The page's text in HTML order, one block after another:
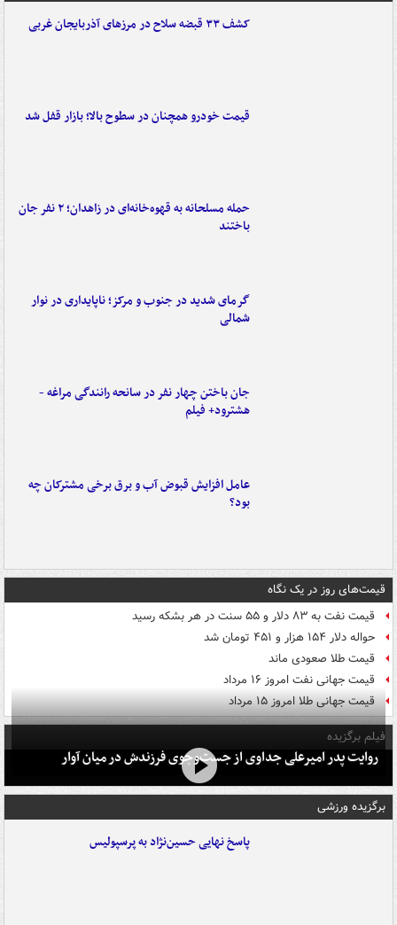
کشف ۳۳ قبضه سلاح در مرزهای آذربایجان غربی
قیمت خودرو همچنان در سطوح بالا؛ بازار قفل شد
حمله مسلحانه به قهوه‌خانه‌ای در زاهدان؛ ۲ نفر جان
باختند
گرمای شدید در جنوب و مرکز؛ ناپایداری در نوار
شمالی
جان باختن چهار نفر در سانحه رانندگی مراغه -
هشترود+ فیلم
عامل افزایش قبوض آب و برق برخی مشترکان چه
بود؟
قیمت‌های روز در یک نگاه
قیمت نفت به ۸۳ دلار و ۵۵ سنت در هر بشکه رسید
حواله دلار ۱۵۴ هزار و ۴۵۱ تومان شد
قیمت طلا صعودی ماند
قیمت جهانی نفت امروز ۱۶ مرداد
قیمت جهانی طلا امروز ۱۵ مرداد
فیلم برگزیده
روایت پدر امیرعلی جداوی از جست‌وجوی فرزندش در میان آوار
برگزیده ورزشی
پاسخ نهایی حسین‌نژاد به پرسپولیس